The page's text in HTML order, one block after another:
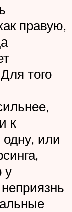
правую,
того
к
или
у